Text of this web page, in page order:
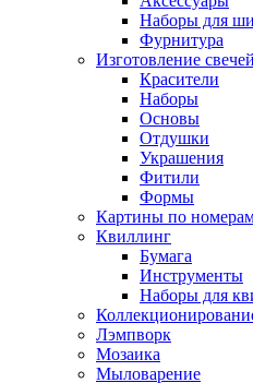
Наборы для
Фурнитура
Изготовление свечей
Красители
Наборы
Основы
Отдушки
Украшения
Фитили
Формы
Картины по
Квиллинг
Бумага
Инструменты
Наборы для
Лэмпворк
Мозаика
Мыловарение